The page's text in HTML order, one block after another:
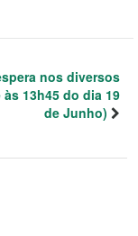
nos diversos
13h45 do dia 19
de Junho)